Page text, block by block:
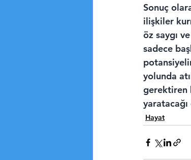
Sonuç
ilişkiler
öz saygı
sadece
yolunda
gerektiren
Hayat